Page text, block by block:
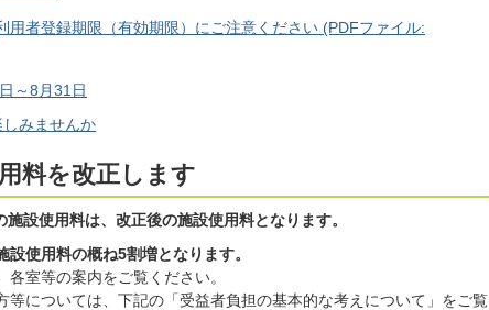
用者登録期限（有効期限）にご注意ください (PDFファイル:
～8月31日
みませんか
料を改正します
設使用料は、改正後の施設使用料となります。
使用料の概ね5割増となります。
室等の案内をご覧ください。
等については、下記の「受益者負担の基本的な考えについて」をご覧